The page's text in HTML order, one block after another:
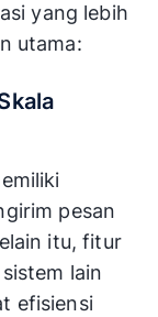
yang lebih
utama:
pesan
itu, fitur
lain
efisiensi